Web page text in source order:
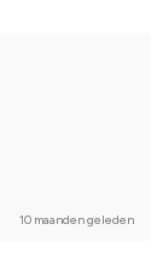
10 maanden geleden